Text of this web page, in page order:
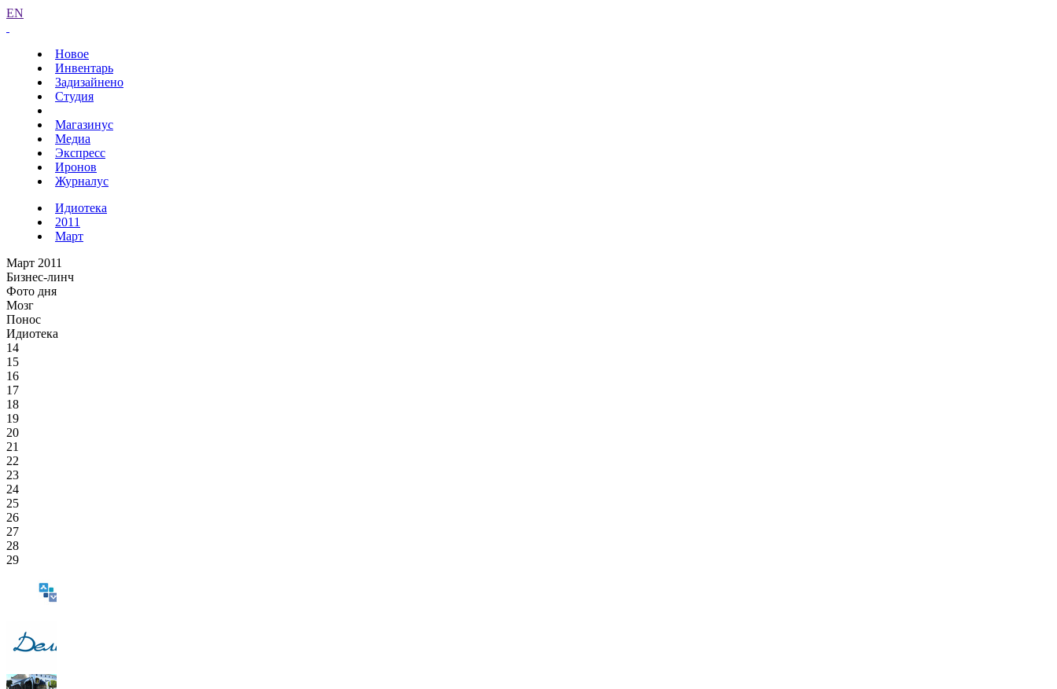
EN
Новое
Инвентарь
Задизайнено
Студия
Магазинус
Медиа
Экспресс
Иронов
Журналус
Идиотека
2011
Март
Март 2011
Бизнес-линч
Фото дня
Мозг
Понос
Идиотека
14
15
16
17
18
19
20
21
22
23
24
25
26
27
28
29